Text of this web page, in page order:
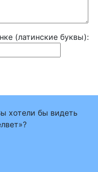
(латинские буквы):
хотели бы видеть